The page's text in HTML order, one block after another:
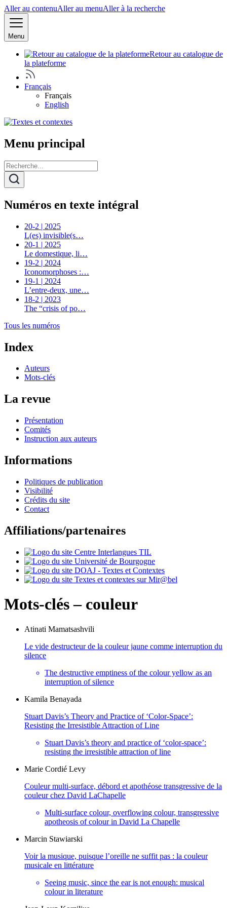
Aller au contenuAller au menuAller à la recherche
Menu
Retour au catalogue de
la plateforme
Français
Français
English
Menu principal
Numéros en texte intégral
20-2 | 2025
L(es) invisible(s…
20-1 | 2025
Le domestique, li…
19-2 | 2024
Iconomorphoses :…
19-1 | 2024
L’entre-deux, une…
18-2 | 2023
The “crisis of po…
Tous les numéros
Index
Auteurs
Mots-clés
La revue
Présentation
Comités
Instruction aux auteurs
Informations
Politiques de publication
Visibilité
Crédits du site
Contact
Affiliations/partenaires
Mots-clés – couleur
Atinati Mamatsashvili
Le vide destructeur de la couleur jaune comme interruption du
silence
The destructive emptiness of the colour yellow as an
interruption of silence
Kamila Benayada
Stuart Davis’s Theory and Practice of ‘Color-Space’:
Resisting the Irresistible Attraction of Line
Stuart Davis’s theory and practice of ‘color-space’:
resisting the irresistible attraction of line
Marie Cordié Levy
Couleur multi-surface, débord et apothéose transgressive de la
couleur chez David LaChapelle
Multi-surface colour, overflowing colour, transgressive
apotheosis of colour in David La Chapelle
Marcin Stawiarski
Voir la musique, puisque l’oreille ne suffit pas : la couleur
musicale en littérature
Seeing music, since the ear is not enough: musical
colour in literature